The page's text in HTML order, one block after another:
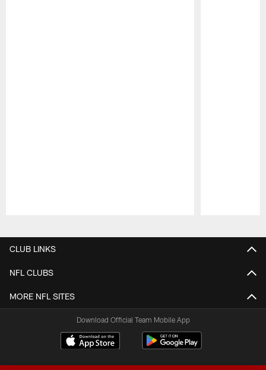
CLUB LINKS
NFL CLUBS
MORE NFL SITES
Download Official Team Mobile App